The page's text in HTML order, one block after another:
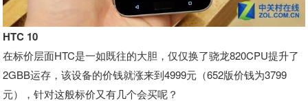
HTC 10
在标价层面HTC是一如既往的大胆，仅仅换了骁龙820CPU提升了
2GBB运存，该设备的价钱就涨来到4999元（652版价钱为3799
元），针对这般标价又有几个会买呢？